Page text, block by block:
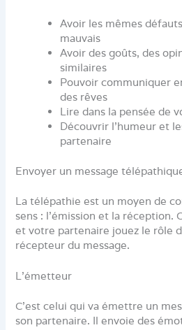
Avoir les mêmes
mauvais
Avoir des goûts, des
similaires
Pouvoir communiquer
des rêves
Lire dans la pensée de
Découvrir l’humeur et
partenaire
Envoyer un message
La télépathie est un moyen de
sens : l’émission et la réception.
et votre partenaire jouez le rôle
récepteur du message.
L’émetteur
C’est celui qui va émettre un
son partenaire. Il envoie des